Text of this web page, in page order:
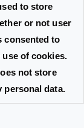
to store
or not user
consented to
use of cookies.
not store
personal data.